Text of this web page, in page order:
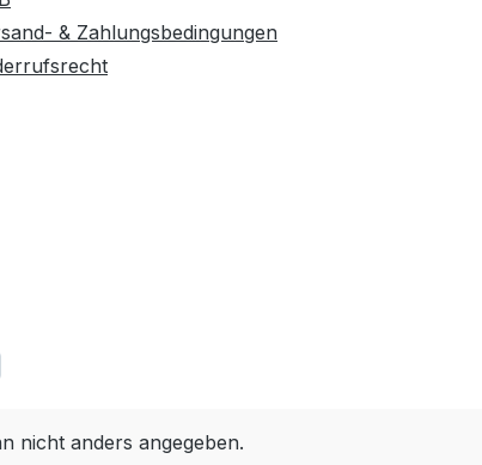
& Zahlungsbedingungen
nicht anders angegeben.